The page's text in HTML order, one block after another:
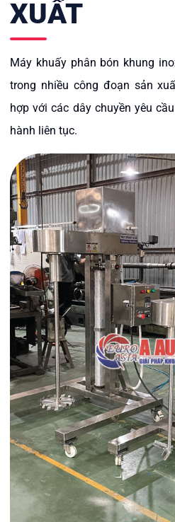
XUẤT
Máy khuấy phân bón khung
trong nhiều công đoạn sản
hợp với các dây chuyền yêu
hành liên tục.